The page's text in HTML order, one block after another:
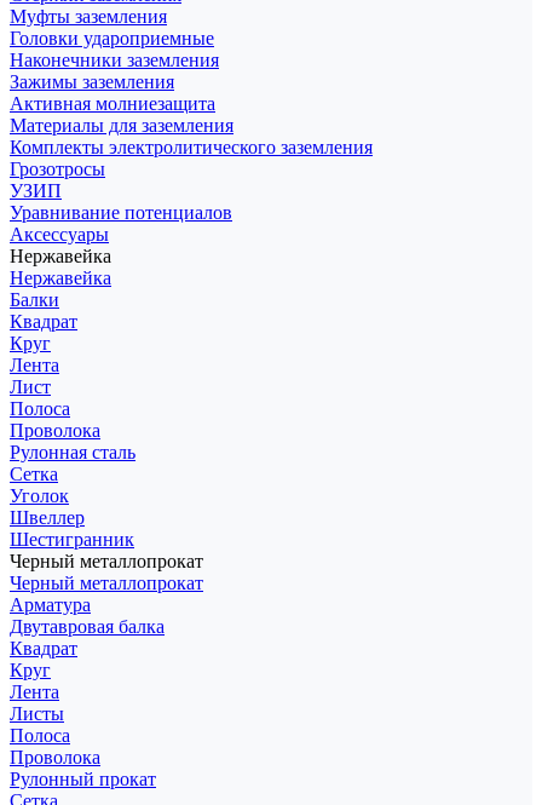
Муфты заземления
Головки удароприемные
Наконечники заземления
Зажимы заземления
Активная молниезащита
Материалы для заземления
Комплекты электролитического заземления
Грозотросы
УЗИП
Уравнивание потенциалов
Аксессуары
Нержавейка
Нержавейка
Балки
Квадрат
Круг
Лента
Лист
Полоса
Проволока
Рулонная сталь
Сетка
Уголок
Швеллер
Шестигранник
Черный металлопрокат
Черный металлопрокат
Арматура
Двутавровая балка
Квадрат
Круг
Лента
Листы
Полоса
Проволока
Рулонный прокат
Сетка